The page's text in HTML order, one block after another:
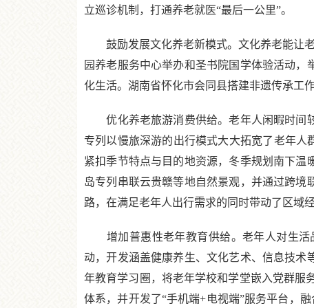
立巡诊机制，打通养老就医“最后一公里”。
鼓励发展文化养老新模式。文化养老能让老
园养老服务中心举办和圣书院国学体验活动
化生活。湖南省怀化市会同县搭建非遗传承工
优化养老旅游消费供给。老年人闲暇时间较
专列以慢旅深游的出行模式大大拓宽了老年人
紧扣季节特点与目的地资源，冬季规划南下
岛专列串联云贵赣等地自然景观，并通过跨
路，在满足老年人出行需求的同时带动了区域经
增加普惠性老年教育供给。老年人对生活
动，开发涵盖健康养生、文化艺术、信息技术
年教育学习圈，将老年学校和学堂嵌入党群服
体系，并开发了“手机端+电视端”服务平台，